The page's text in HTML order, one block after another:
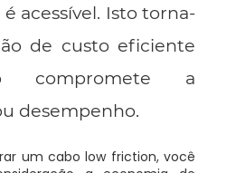
acessível. Isto torna-
de custo eficiente
compromete a
desempenho.
um cabo low friction, você